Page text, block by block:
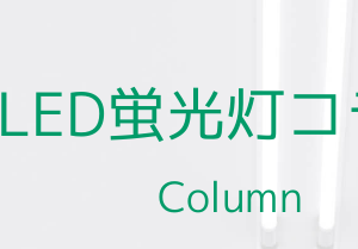
LED蛍光灯
Column